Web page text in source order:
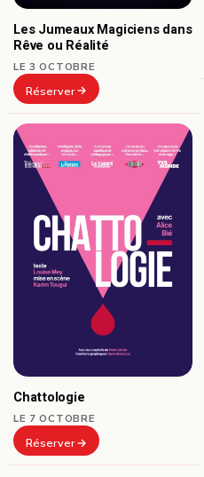
Les Jumeaux Magiciens dans
Rêve ou Réalité
LE 3 OCTOBRE
Réserver
Chattologie
LE 7 OCTOBRE
Réserver